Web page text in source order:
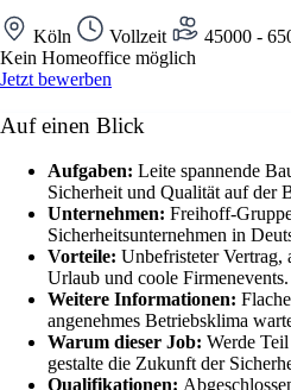
Köln Vollzeit
45000 -
Kein Homeoffice möglich
Jetzt bewerben
Auf einen Blick
Aufgaben: Leite spannende
Sicherheit und Qualität auf der
Unternehmen: Freihoff-
Sicherheitsunternehmen in
Vorteile: Unbefristeter Vertrag,
Urlaub und coole Firmenevents.
Weitere Informationen:
angenehmes Betriebsklima
Warum dieser Job: Werde
gestalte die Zukunft der
Qualifikationen: